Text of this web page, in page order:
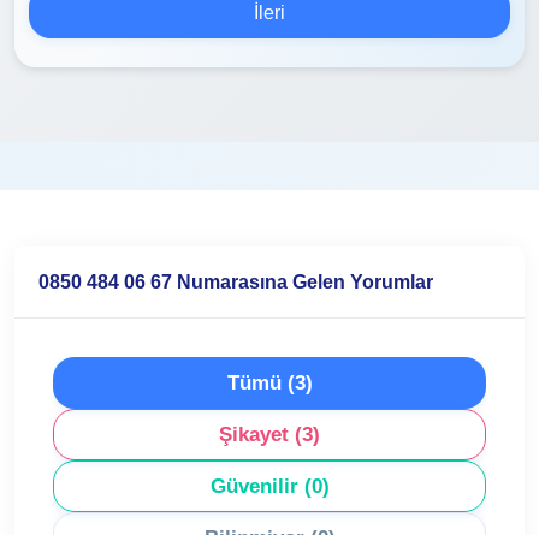
İleri
0850 484 06 67 Numarasına Gelen Yorumlar
Tümü (3)
Şikayet (3)
Güvenilir (0)